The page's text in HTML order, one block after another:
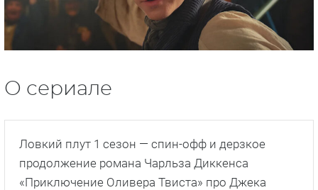
О сериале
Ловкий плут 1 сезон — спин-офф и дерзкое
продолжение романа Чарльза Диккенса
«Приключение Оливера Твиста» про Джека